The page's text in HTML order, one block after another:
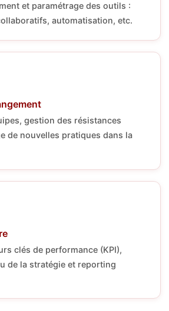
et paramétrage des outils :
automatisation, etc.
gestion des résistances
de nouvelles pratiques dans la
clés de performance (KPI),
de la stratégie et reporting